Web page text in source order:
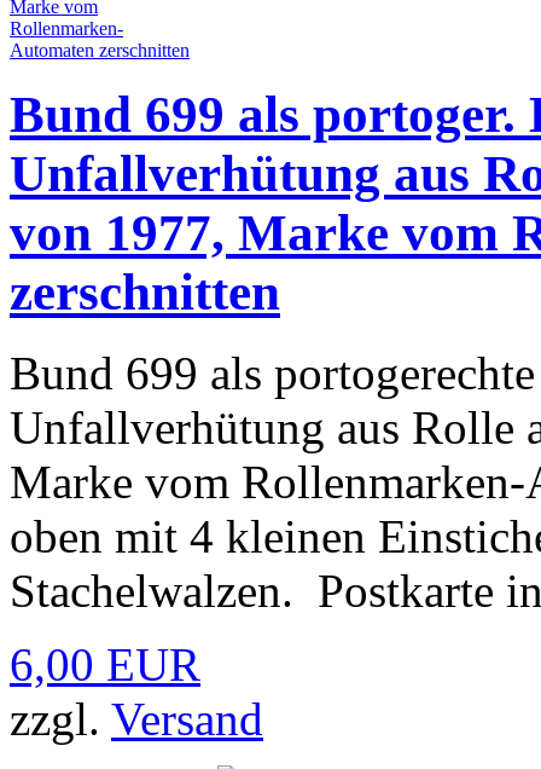
Bund 699 als portoger.
Unfallverhütung aus
von 1977, Marke vom
zerschnitten
Bund 699 als
Unfallverhütung aus Rolle
Marke vom
oben mit 4 kleinen
Stachelwalzen. Postkarte
6,00 EUR
zzgl. Versand